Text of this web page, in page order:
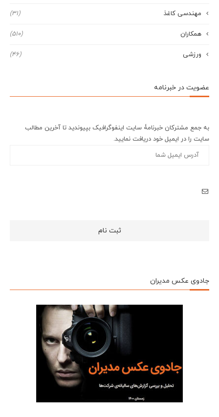
مهندسی کاغذ (31)
همکاران (510)
ورزشی (46)
عضویت در خبرنامه
به جمع مشترکان خبرنامۀ سایت اینفوگرافیک بپیوندید تا آخرین مطالب
سایت را در ایمیل خود دریافت نمایید.
جادوی عکس مدیران